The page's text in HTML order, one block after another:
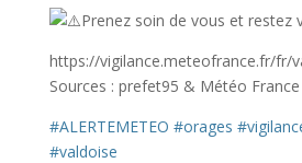
Prenez soin de vous et restez
https://vigilance.meteofrance.fr/fr/
Sources : prefet95 & Météo France
#ALERTEMETEO #orages
#valdoise